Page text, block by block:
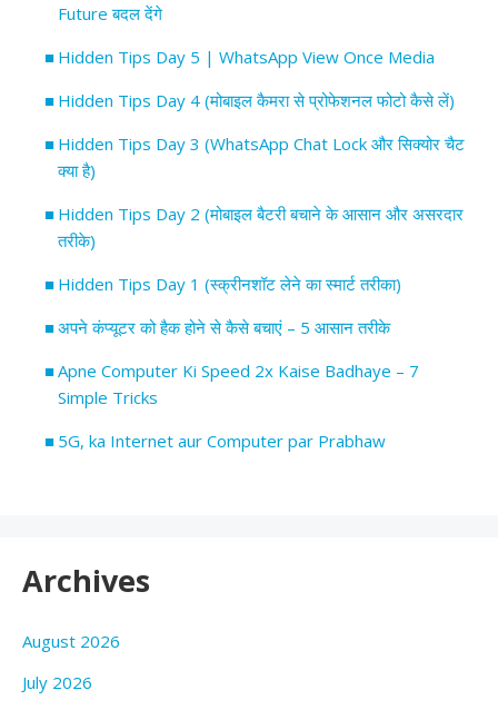
Future बदल देंगे
Hidden Tips Day 5 | WhatsApp View Once Media
Hidden Tips Day 4 (मोबाइल कैमरा से प्रोफेशनल फोटो कैसे लें)
Hidden Tips Day 3 (WhatsApp Chat Lock और सिक्योर चैट
क्या है)
Hidden Tips Day 2 (मोबाइल बैटरी बचाने के आसान और असरदार
तरीके)
Hidden Tips Day 1 (स्क्रीनशॉट लेने का स्मार्ट तरीका)
अपने कंप्यूटर को हैक होने से कैसे बचाएं – 5 आसान तरीके
Apne Computer Ki Speed 2x Kaise Badhaye – 7
Simple Tricks
5G, ka Internet aur Computer par Prabhaw
Archives
August 2026
July 2026